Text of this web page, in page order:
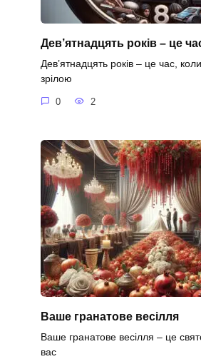
Дев’ятнадцять років – це
Дев’ятнадцять років – це час,
зрілою
0 2
Ваше гранатове весілля
Ваше гранатове весілля – це
вас